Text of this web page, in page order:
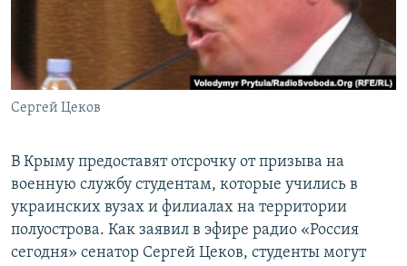
ПОБЕДИТЕЛЕЙ НЕ СУДЯТ?
КРЫМ.НЕПОКОРЕННЫЙ
ELIFBE
УКРАИНСКАЯ ПРОБЛЕМА КРЫМА
Сергей Цеков
В Крыму предоставят отсрочку от призыва на
военную службу студентам, которые учились в
украинских вузах и филиалах на территории
полуострова. Как заявил в эфире радио «Россия
сегодня» сенатор Сергей Цеков, студенты могут